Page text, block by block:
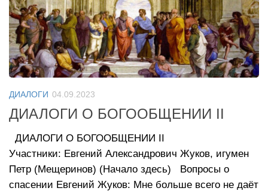
ДИАЛОГИ 04.09.2023
ДИАЛОГИ О БОГООБЩЕНИИ II
ДИАЛОГИ О БОГООБЩЕНИИ II
Участники: Евгений Александрович Жуков, игумен
Петр (Мещеринов) (Начало здесь) Вопросы о
спасении Евгений Жуков: Мне больше всего не даёт